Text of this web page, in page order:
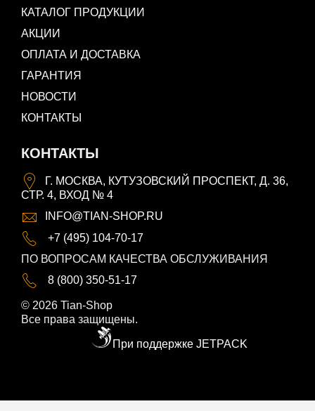
КАТАЛОГ ПРОДУКЦИИ
АКЦИИ
ОПЛАТА И ДОСТАВКА
ГАРАНТИЯ
НОВОСТИ
КОНТАКТЫ
КОНТАКТЫ
Г. МОСКВА, КУТУЗОВСКИЙ ПРОСПЕКТ, Д. 36,
СТР. 4, ВХОД № 4
INFO@TIAN-SHOP.RU
+7 (495) 104-70-17
ПО ВОПРОСАМ КАЧЕСТВА ОБСЛУЖИВАНИЯ
8 (800) 350-51-17
© 2026 Tian-Shop
Все права защищены.
При поддержке JETPACK